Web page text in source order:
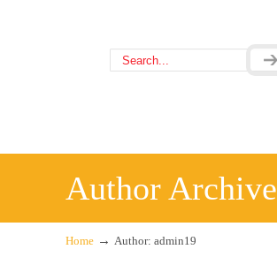
Author Archive
Home → Author: admin19